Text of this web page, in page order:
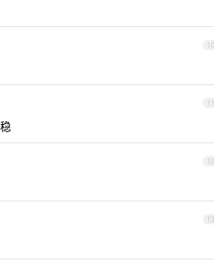
10
11
12
13